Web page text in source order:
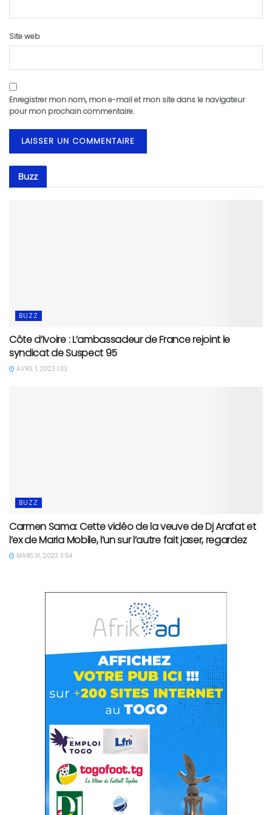
Site web
Enregistrer mon nom, mon e-mail et mon site dans le navigateur
pour mon prochain commentaire.
Buzz
BUZZ
Côte d’Ivoire : L’ambassadeur de France rejoint le
syndicat de Suspect 95
AVRIL 1, 2023 1:33
BUZZ
Carmen Sama: Cette vidéo de la veuve de Dj Arafat et
l’ex de Maria Mobile, l’un sur l’autre fait jaser, regardez
MARS 31, 2023 3:54